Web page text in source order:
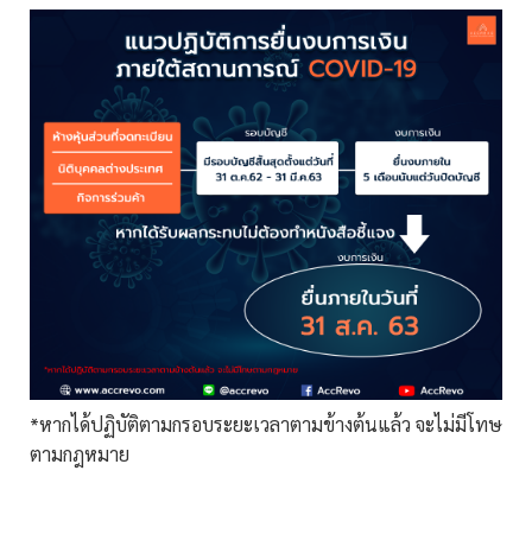
*หากได้ปฏิบัติตามกรอบระยะเวลาตามข้างต้นแล้ว จะไม่มีโทษ
ตามกฎหมาย